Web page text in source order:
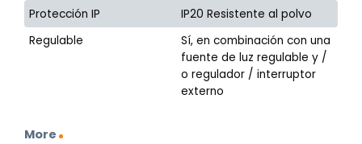
Protección IP
IP20 Resistente al polvo
Regulable
Sí, en combinación con una
fuente de luz regulable y /
o regulador / interruptor
externo
More